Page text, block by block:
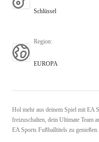
Schlüssel
Region:
EUROPA
Hol mehr aus deinem Spiel mit EA
freizuschalten, dein Ultimate Team
EA Sports Fußballtitels zu